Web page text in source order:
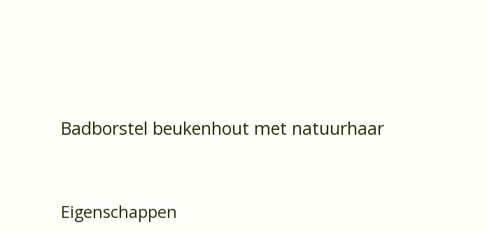
Badborstel beukenhout met natuurhaar
Eigenschappen